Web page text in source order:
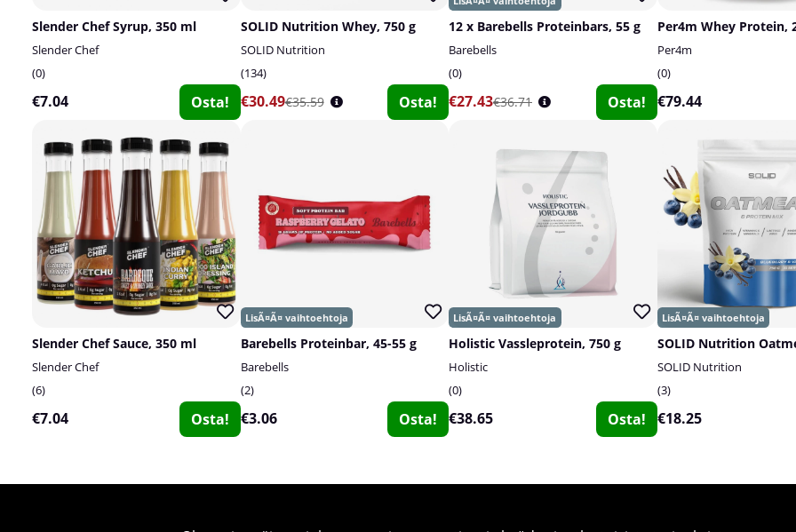
Slender Chef Syrup, 350 ml
Slender Chef
0
€7.04 Osta!
SOLID Nutrition Whey, 750 g
SOLID Nutrition
134
€30.49€35.59 Osta!
12 x Barebells Proteinbars, 55 g
Barebells
0
€27.43€36.71 Osta!
Per4m Whey Protein,
Per4m
0
€79.44
Slender Chef Sauce, 350 ml
Slender Chef
6
€7.04 Osta!
Barebells Proteinbar, 45-55 g
Barebells
2
€3.06 Osta!
Holistic Vassleprotein, 750 g
Holistic
0
€38.65 Osta!
SOLID Nutrition
3
€18.25